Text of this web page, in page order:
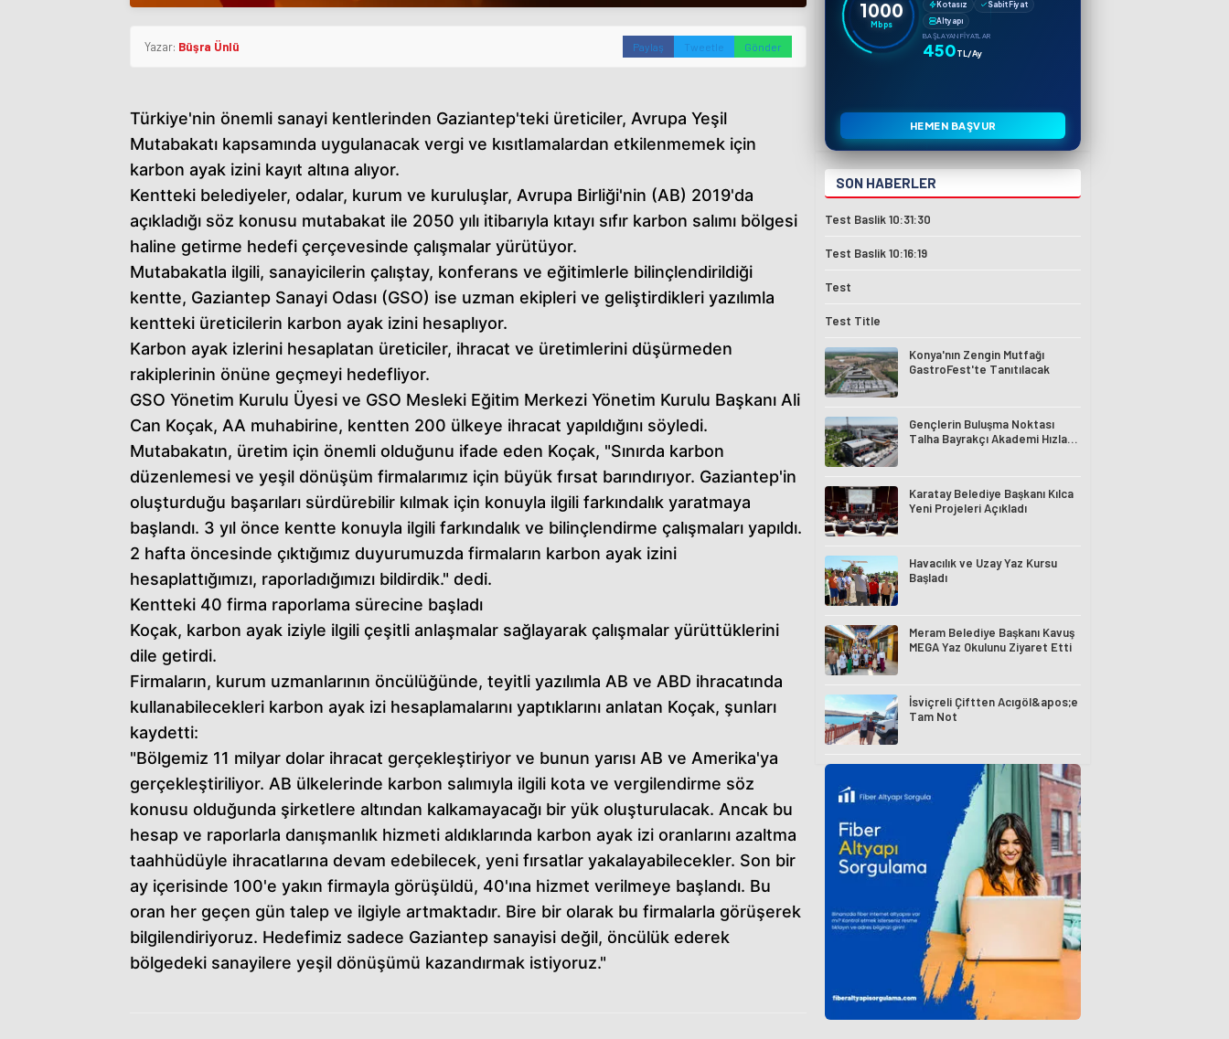
Yazar: Büşra Ünlü Paylaş Tweetle Gönder
Türkiye'nin önemli sanayi kentlerinden Gaziantep'teki üreticiler, Avrupa Yeşil
Mutabakatı kapsamında uygulanacak vergi ve kısıtlamalardan etkilenmemek için
karbon ayak izini kayıt altına alıyor.
Kentteki belediyeler, odalar, kurum ve kuruluşlar, Avrupa Birliği'nin (AB) 2019'da
açıkladığı söz konusu mutabakat ile 2050 yılı itibarıyla kıtayı sıfır karbon salımı bölgesi
haline getirme hedefi çerçevesinde çalışmalar yürütüyor.
Mutabakatla ilgili, sanayicilerin çalıştay, konferans ve eğitimlerle bilinçlendirildiği
kentte, Gaziantep Sanayi Odası (GSO) ise uzman ekipleri ve geliştirdikleri yazılımla
kentteki üreticilerin karbon ayak izini hesaplıyor.
Karbon ayak izlerini hesaplatan üreticiler, ihracat ve üretimlerini düşürmeden
rakiplerinin önüne geçmeyi hedefliyor.
GSO Yönetim Kurulu Üyesi ve GSO Mesleki Eğitim Merkezi Yönetim Kurulu Başkanı Ali
Can Koçak, AA muhabirine, kentten 200 ülkeye ihracat yapıldığını söyledi.
Mutabakatın, üretim için önemli olduğunu ifade eden Koçak, "Sınırda karbon
düzenlemesi ve yeşil dönüşüm firmalarımız için büyük fırsat barındırıyor. Gaziantep'in
oluşturduğu başarıları sürdürebilir kılmak için konuyla ilgili farkındalık yaratmaya
başlandı. 3 yıl önce kentte konuyla ilgili farkındalık ve bilinçlendirme çalışmaları yapıldı.
2 hafta öncesinde çıktığımız duyurumuzda firmaların karbon ayak izini
hesaplattığımızı, raporladığımızı bildirdik." dedi.
Kentteki 40 firma raporlama sürecine başladı
Koçak, karbon ayak iziyle ilgili çeşitli anlaşmalar sağlayarak çalışmalar yürüttüklerini
dile getirdi.
Firmaların, kurum uzmanlarının öncülüğünde, teyitli yazılımla AB ve ABD ihracatında
kullanabilecekleri karbon ayak izi hesaplamalarını yaptıklarını anlatan Koçak, şunları
kaydetti:
"Bölgemiz 11 milyar dolar ihracat gerçekleştiriyor ve bunun yarısı AB ve Amerika'ya
gerçekleştiriliyor. AB ülkelerinde karbon salımıyla ilgili kota ve vergilendirme söz
konusu olduğunda şirketlere altından kalkamayacağı bir yük oluşturulacak. Ancak bu
hesap ve raporlarla danışmanlık hizmeti aldıklarında karbon ayak izi oranlarını azaltma
taahhüdüyle ihracatlarına devam edebilecek, yeni fırsatlar yakalayabilecekler. Son bir
ay içerisinde 100'e yakın firmayla görüşüldü, 40'ına hizmet verilmeye başlandı. Bu
oran her geçen gün talep ve ilgiyle artmaktadır. Bire bir olarak bu firmalarla görüşerek
bilgilendiriyoruz. Hedefimiz sadece Gaziantep sanayisi değil, öncülük ederek
bölgedeki sanayilere yeşil dönüşümü kazandırmak istiyoruz."
1000
Mbps
Kotasız
Sabit Fiyat
Altyapı
BAŞLAYAN FIYATLAR
450TL/Ay
HEMEN BAŞVUR
SON HABERLER
Test Baslik 10:31:30
Test Baslik 10:16:19
Test
Test Title
Konya'nın Zengin Mutfağı
GastroFest'te Tanıtılacak
Gençlerin Buluşma Noktası
Talha Bayrakçı Akademi Hızla
Karatay Belediye Başkanı Kılca
Yeni Projeleri Açıkladı
Havacılık ve Uzay Yaz Kursu
Başladı
Meram Belediye Başkanı Kavuş
MEGA Yaz Okulunu Ziyaret Etti
İsviçreli Çiftten Acıgöl&apos;e
Tam Not